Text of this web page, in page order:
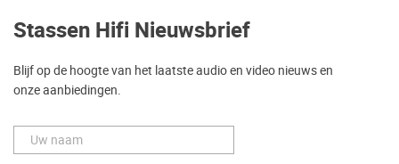
Stassen Hifi Nieuwsbrief
Blijf op de hoogte van het laatste audio en video nieuws en
onze aanbiedingen.